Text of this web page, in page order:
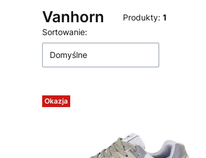
Vanhorn Produkty: 1
Lista produktów
Sortowanie:
Domyślne
Okazja